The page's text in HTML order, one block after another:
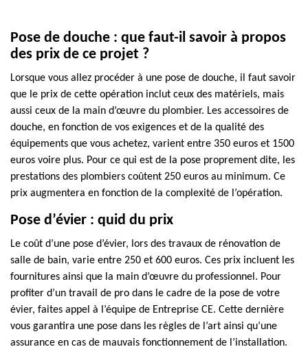
Pose de douche : que faut-il savoir à propos
des prix de ce projet ?
Lorsque vous allez procéder à une pose de douche, il faut savoir
que le prix de cette opération inclut ceux des matériels, mais
aussi ceux de la main d’œuvre du plombier. Les accessoires de
douche, en fonction de vos exigences et de la qualité des
équipements que vous achetez, varient entre 350 euros et 1500
euros voire plus. Pour ce qui est de la pose proprement dite, les
prestations des plombiers coûtent 250 euros au minimum. Ce
prix augmentera en fonction de la complexité de l’opération.
Pose d’évier : quid du prix
Le coût d’une pose d’évier, lors des travaux de rénovation de
salle de bain, varie entre 250 et 600 euros. Ces prix incluent les
fournitures ainsi que la main d’œuvre du professionnel. Pour
profiter d’un travail de pro dans le cadre de la pose de votre
évier, faites appel à l’équipe de Entreprise CE. Cette dernière
vous garantira une pose dans les règles de l’art ainsi qu’une
assurance en cas de mauvais fonctionnement de l’installation.